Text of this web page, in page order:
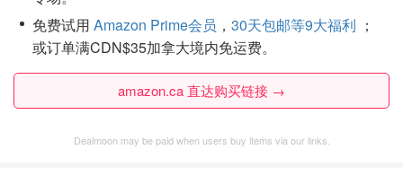
免费试用 Amazon Prime会员 ， 30天包邮等9大福利 ；
或订单满CDN$35加拿大境内免运费。
amazon.ca 直达购买链接 →
Dealmoon may be paid when users buy items via our links.